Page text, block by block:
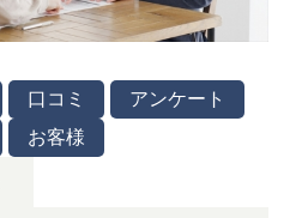
口コミ
アンケート
お客様